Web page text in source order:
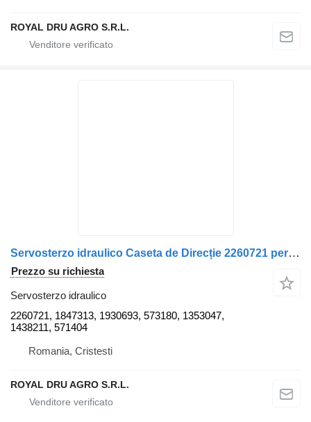
ROYAL DRU AGRO S.R.L.
Servosterzo idraulico Caseta de Direcție 2260721 per camion Scania 4900026S2 15476 1821312
Prezzo su richiesta
Servosterzo idraulico
2260721, 1847313, 1930693, 573180, 1353047,
1438211, 571404
Romania, Cristesti
ROYAL DRU AGRO S.R.L.